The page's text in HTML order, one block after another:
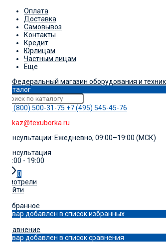
Оплата
Доставка
Самовывоз
Контакты
Кредит
Юрлицам
Частным лицам
Еще
Каталог
+7 (800) 500-31-75 +7 (495) 545-45-76
zakaz@texuborka.ru
Консультации: Ежедневно, 09:00–19:00 (МСК)
Консультация
09:00 - 19:00
0
Смотрели
Войти
Избранное
Товар добавлен в список избранных
Сравнение
Товар добавлен в список сравнения